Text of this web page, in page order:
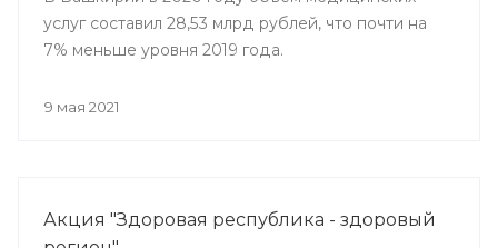
услуг составил 28,53 млрд рублей, что почти на
7% меньше уровня 2019 года.
9 мая 2021
Акция "Здоровая республика - здоровый